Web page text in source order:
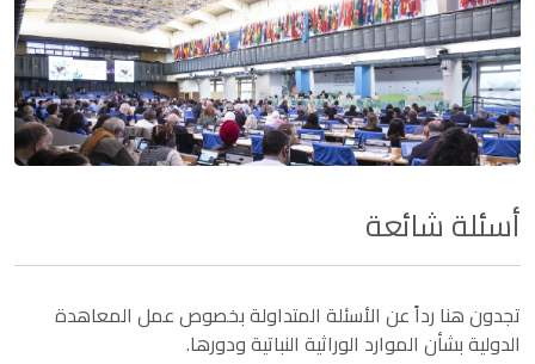
أسئلة شائعة
تجدون هنا رداً عن الأسئلة المتداولة بخصوص عمل المعاهدة
الدولية بشأن الموارد الوراثية النباتية ودورها.